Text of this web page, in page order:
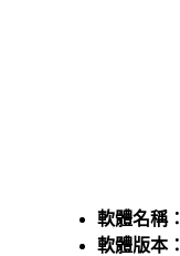
軟體名稱：
軟體版本：